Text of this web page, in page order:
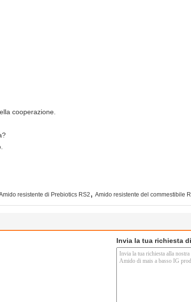
cooperazione.
resistente di Prebiotics RS2 , Amido resistente del commestibile
Invia la tua richiesta